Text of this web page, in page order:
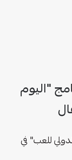
"اليوم
للعب" في